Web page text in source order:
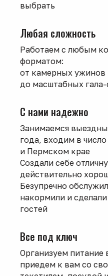
выбрать
Любая сложность
Работаем с любым
форматом:
от камерных ужинов
до масштабных
С нами надежно
Занимаемся
года, входим в
и Пермском крае
Создали себе
действительно
Безупречно
накормили и
гостей
Все под ключ
Организуем питание
приедем к вам со